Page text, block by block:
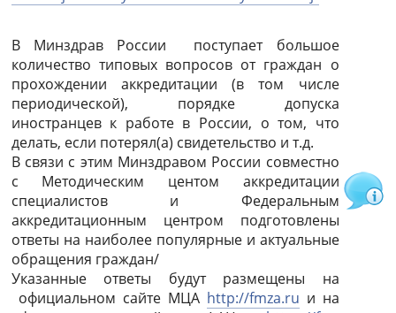
В Минздрав России поступает большое
количество типовых вопросов от граждан о
прохождении аккредитации (в том числе
периодической), порядке допуска
иностранцев к работе в России, о том, что
делать, если потерял(а) свидетельство и т.д.
В связи с этим Минздравом России совместно
с Методическим центом аккредитации
специалистов и Федеральным
аккредитационным центром подготовлены
ответы на наиболее популярные и актуальные
обращения граждан/
Указанные ответы будут размещены на
официальном сайте МЦА http://fmza.ru и на